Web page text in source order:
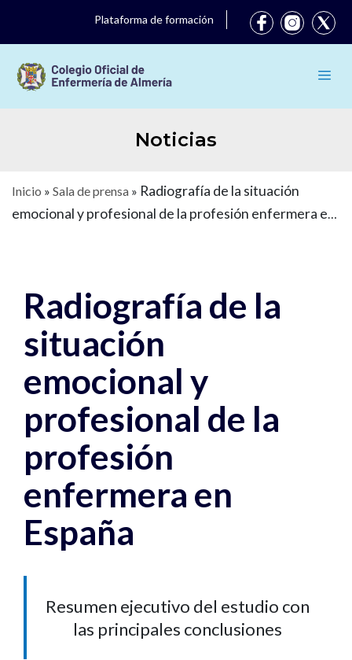
Plataforma de formación
Noticias
Inicio » Sala de prensa » Radiografía de la situación
emocional y profesional de la profesión enfermera en
Radiografía de la
situación
emocional y
profesional de la
profesión
enfermera en
España
Resumen ejecutivo del estudio con
las principales conclusiones